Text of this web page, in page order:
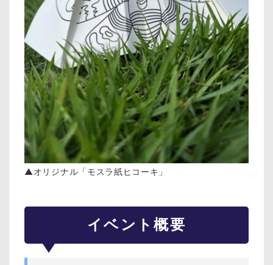
▲オリジナル「モスラ紙ヒコーキ」
イベント概要